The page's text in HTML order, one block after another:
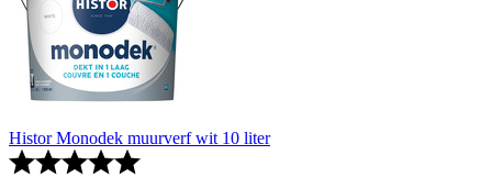
Histor Monodek muurverf wit 10 liter